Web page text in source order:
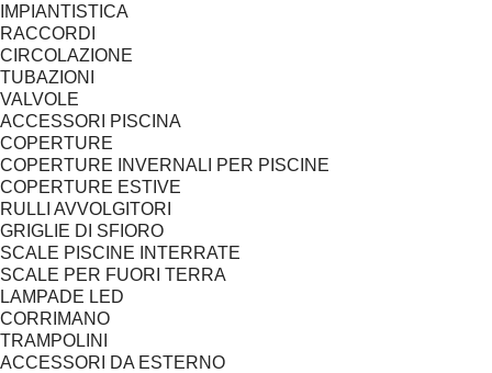
IMPIANTISTICA
RACCORDI
CIRCOLAZIONE
TUBAZIONI
VALVOLE
ACCESSORI PISCINA
COPERTURE
COPERTURE INVERNALI PER PISCINE
COPERTURE ESTIVE
RULLI AVVOLGITORI
GRIGLIE DI SFIORO
SCALE PISCINE INTERRATE
SCALE PER FUORI TERRA
LAMPADE LED
CORRIMANO
TRAMPOLINI
ACCESSORI DA ESTERNO